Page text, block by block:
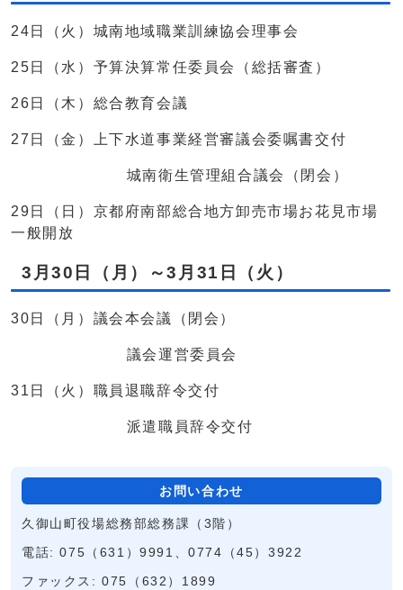
24日（火）城南地域職業訓練協会理事会
25日（水）予算決算常任委員会（総括審査）
26日（木）総合教育会議
27日（金）上下水道事業経営審議会委嘱書交付
城南衛生管理組合議会（閉会）
29日（日）京都府南部総合地方卸売市場お花見市場
一般開放
3月30日（月）～3月31日（火）
30日（月）議会本会議（閉会）
議会運営委員会
31日（火）職員退職辞令交付
派遣職員辞令交付
お問い合わせ
久御山町役場総務部総務課（3階）
電話: 075（631）9991、0774（45）3922
ファックス: 075（632）1899